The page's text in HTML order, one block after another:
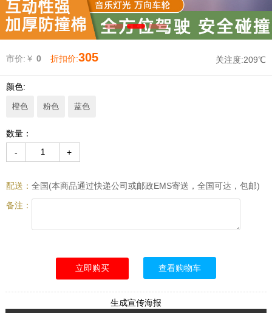
市价:￥ 0 折扣价:305 关注度:209℃
颜色:
橙色 粉色 蓝色
数量：
-
+
配送： 全国(本商品通过快递公司或邮政EMS寄送，全国可达，包邮)
备注：
查看购物车
生成宣传海报